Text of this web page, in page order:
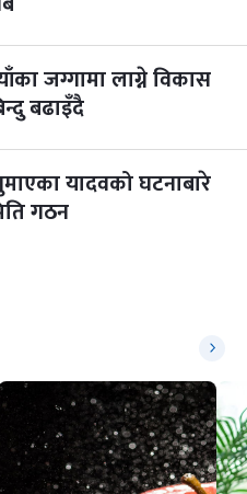
जग्गामा लाग्ने विकास
बढाइँदै
यादवको घटनाबारे
गठन